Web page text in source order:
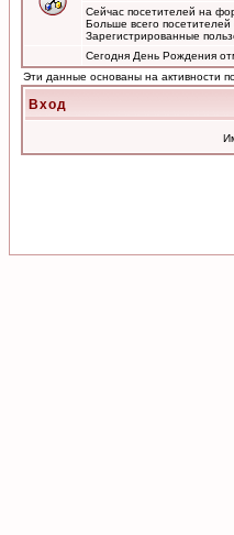
Сейчас посетителей на
Больше всего посетителей
Зарегистрированные
Сегодня День Рождения
Эти данные основаны на активности
Вход